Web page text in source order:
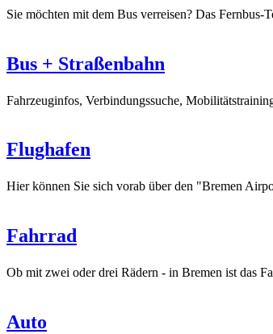
Sie möchten mit dem Bus verreisen? Das
Bus + Straßenbahn
Fahrzeuginfos, Verbindungssuche,
Flughafen
Hier können Sie sich vorab über den "Bremen
Fahrrad
Ob mit zwei oder drei Rädern - in Bremen ist das
Auto